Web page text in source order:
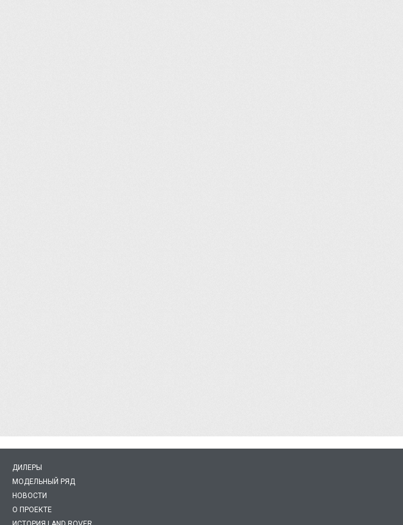
ДИЛЕРЫ
МОДЕЛЬНЫЙ РЯД
НОВОСТИ
О ПРОЕКТЕ